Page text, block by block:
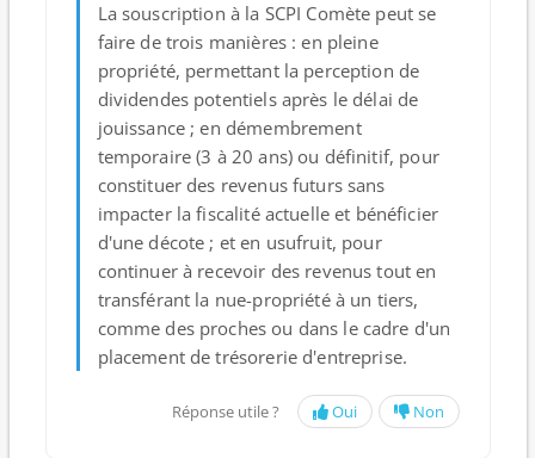
La souscription à la SCPI Comète peut se
faire de trois manières : en pleine
propriété, permettant la perception de
dividendes potentiels après le délai de
jouissance ; en démembrement
temporaire (3 à 20 ans) ou définitif, pour
constituer des revenus futurs sans
impacter la fiscalité actuelle et bénéficier
d'une décote ; et en usufruit, pour
continuer à recevoir des revenus tout en
transférant la nue-propriété à un tiers,
comme des proches ou dans le cadre d'un
placement de trésorerie d'entreprise.
Réponse utile ? Oui Non